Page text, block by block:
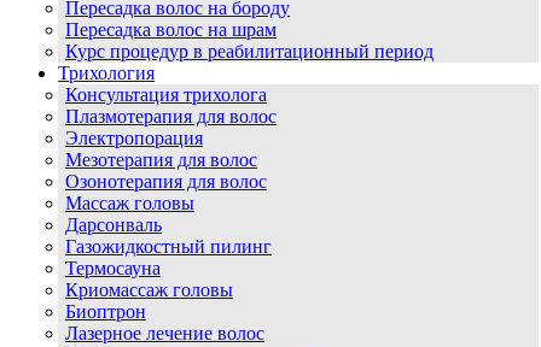
Пересадка волос на бороду
Пересадка волос на шрам
Курс процедур в реабилитационный период
Трихология
Консультация трихолога
Плазмотерапия для волос
Электропорация
Мезотерапия для волос
Озонотерапия для волос
Массаж головы
Дарсонваль
Газожидкостный пилинг
Термосауна
Криомассаж головы
Биоптрон
Лазерное лечение волос